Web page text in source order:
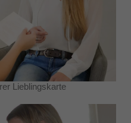
Lieblingskarte